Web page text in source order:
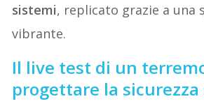
sistemi, replicato grazie a una
vibrante.
Il live test di un
progettare la sicurezza